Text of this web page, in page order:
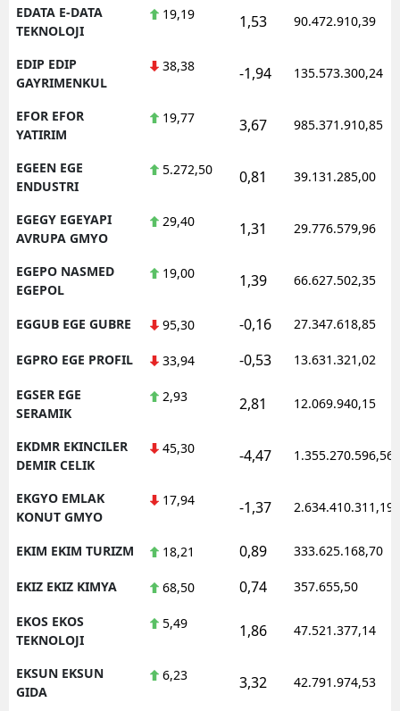
EDATA E-DATA
TEKNOLOJI
19,19 1,53 90.472.910,39
EDIP EDIP
GAYRIMENKUL
38,38 -1,94 135.573.300,24
EFOR EFOR
YATIRIM
19,77 3,67 985.371.910,85
EGEEN EGE
ENDUSTRI
5.272,50 0,81 39.131.285,00
EGEGY EGEYAPI
AVRUPA GMYO
29,40 1,31 29.776.579,96
EGEPO NASMED
EGEPOL
19,00 1,39 66.627.502,35
EGGUB EGE GUBRE 95,30 -0,16 27.347.618,85
EGPRO EGE PROFIL 33,94 -0,53 13.631.321,02
EGSER EGE
SERAMIK
2,93 2,81 12.069.940,15
EKDMR EKINCILER
DEMIR CELIK
45,30 -4,47 1.355.270.596,56
EKGYO EMLAK
KONUT GMYO
17,94 -1,37 2.634.410.311,19
EKIM EKIM TURIZM 18,21 0,89 333.625.168,70
EKIZ EKIZ KIMYA 68,50 0,74 357.655,50
EKOS EKOS
TEKNOLOJI
5,49 1,86 47.521.377,14
EKSUN EKSUN
GIDA
6,23 3,32 42.791.974,53